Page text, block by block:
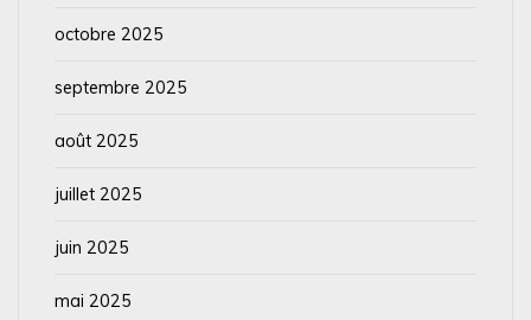
octobre 2025
septembre 2025
août 2025
juillet 2025
juin 2025
mai 2025